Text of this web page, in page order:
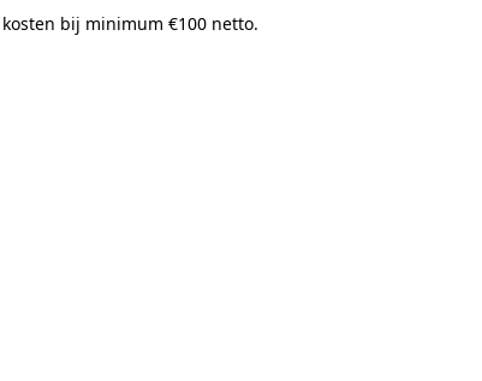
bij minimum €100 netto.